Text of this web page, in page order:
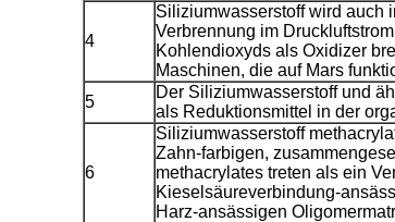
4
Siliziumwasserstoff wird auch
Verbrennung im
Kohlendioxyds als Oxidizer
Maschinen, die auf Mars
5
Der Siliziumwasserstoff und
als Reduktionsmittel in der
6
Siliziumwasserstoff
Zahn-farbigen,
methacrylates treten als ein
Kieselsäureverbindung-
Harz-ansässigen